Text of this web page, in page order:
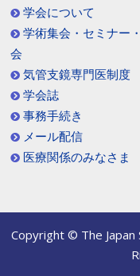
学会について
学術集会・セミナー
会
気管支鏡専門医制度
学会誌
事務手続き
メール配信
医療関係のみなさま
Copyright © The